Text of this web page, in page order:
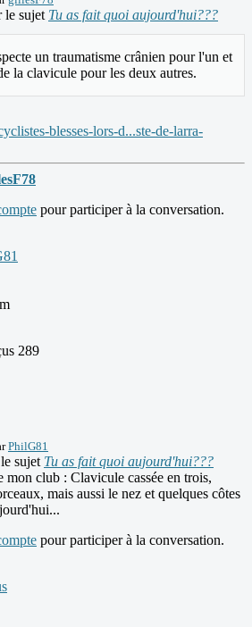
le sujet Tu as fait quoi aujourd'hui???
un traumatisme crânien pour l'un et
la clavicule pour les deux autres.
blesses-lors-d...ste-de-larra-
pour participer à la conversation.
289
PhilG81
sujet Tu as fait quoi aujourd'hui???
mon club : Clavicule cassée en trois,
mais aussi le nez et quelques côtes
pour participer à la conversation.